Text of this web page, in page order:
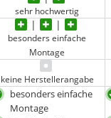
sehr hochwertig
besonders einfache
Montage
keine Herstellerangabe
besonders einfache
Montage